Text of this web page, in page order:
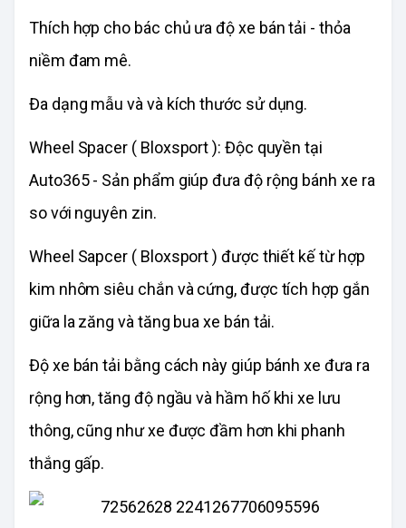
Thích hợp cho bác chủ ưa độ xe bán tải - thỏa
niềm đam mê.
Đa dạng mẫu và và kích thước sử dụng.
Wheel Spacer ( Bloxsport ): Độc quyền tại
Auto365 - Sản phẩm giúp đưa độ rộng bánh xe ra
so với nguyên zin.
Wheel Sapcer ( Bloxsport ) được thiết kế từ hợp
kim nhôm siêu chắn và cứng, được tích hợp gắn
giữa la zăng và tăng bua xe bán tải.
Độ xe bán tải bằng cách này giúp bánh xe đưa ra
rộng hơn, tăng độ ngầu và hầm hố khi xe lưu
thông, cũng như xe được đầm hơn khi phanh
thắng gấp.